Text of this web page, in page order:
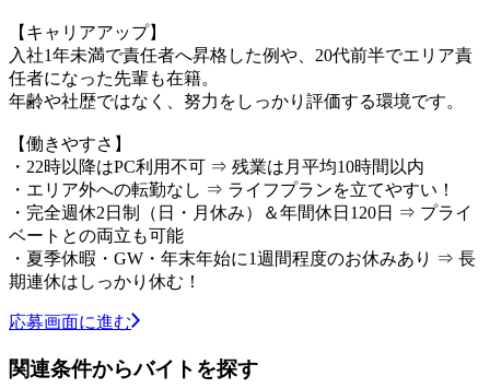
【キャリアアップ】
入社1年未満で責任者へ昇格した例や、20代前半でエリア責
任者になった先輩も在籍。
年齢や社歴ではなく、努力をしっかり評価する環境です。
【働きやすさ】
・22時以降はPC利用不可 ⇒ 残業は月平均10時間以内
・エリア外への転勤なし ⇒ ライフプランを立てやすい！
・完全週休2日制（日・月休み）＆年間休日120日 ⇒ プライ
ベートとの両立も可能
・夏季休暇・GW・年末年始に1週間程度のお休みあり ⇒ 長
期連休はしっかり休む！
応募画面に進む
関連条件からバイトを探す